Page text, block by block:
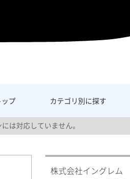
ップ カテゴリ別に探す
は対応していません。
株式会社イングレム